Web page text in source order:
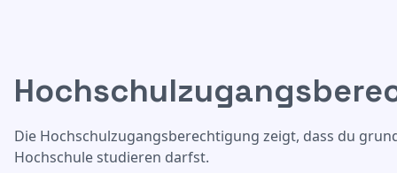
Hochschulzugangsberechtigung
Die Hochschulzugangsberechtigung zeigt, dass du
Hochschule studieren darfst.